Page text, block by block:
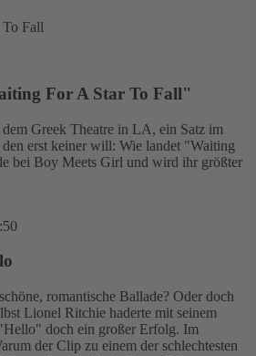
Fall
For A Star To Fall"
Greek Theatre in LA, ein Satz im
erst keiner will: Wie landet "Waiting
bei Boy Meets Girl und wird ihr größter
romantische Ballade? Oder doch
Lionel Ritchie haderte mit seinem
doch ein großer Erfolg. Im
der Clip zu einem der schlechtesten